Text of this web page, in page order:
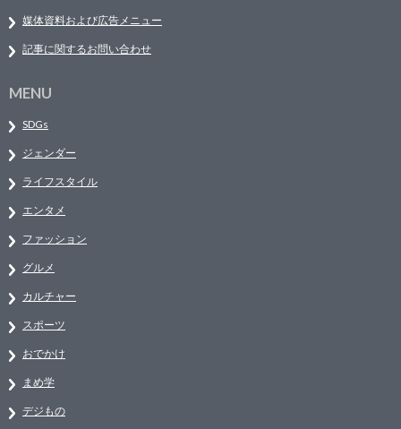
媒体資料および広告メニュー
記事に関するお問い合わせ
MENU
SDGs
ジェンダー
ライフスタイル
エンタメ
ファッション
グルメ
カルチャー
スポーツ
おでかけ
まめ学
デジもの